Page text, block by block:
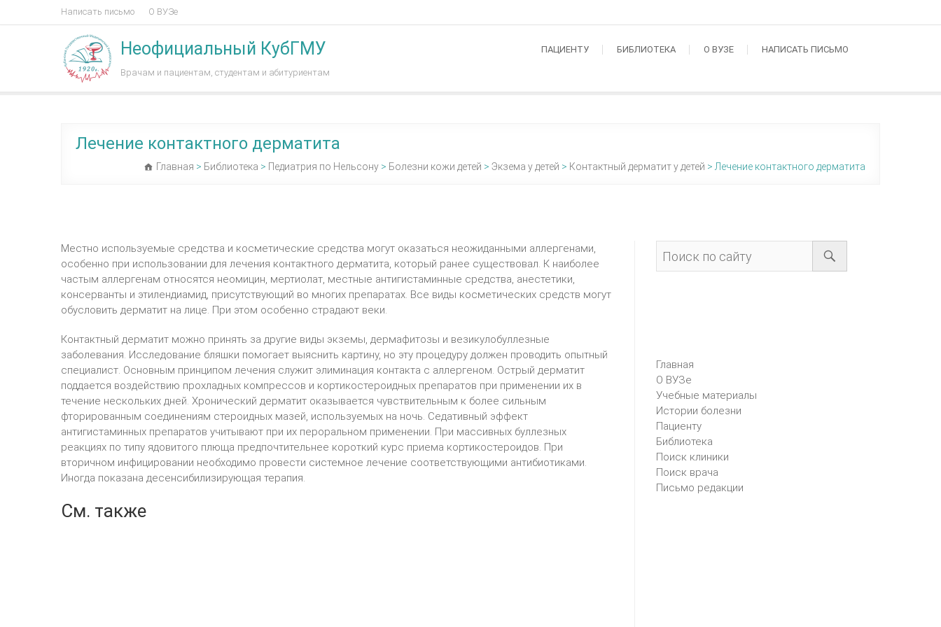
Написать письмо О ВУЗе
Неофициальный КубГМУ
Врачам и пациентам, студентам и абитуриентам
ПАЦИЕНТУ БИБЛИОТЕКА О ВУЗЕ НАПИСАТЬ ПИСЬМО
Лечение контактного дерматита
Главная > Библиотека > Педиатрия по Нельсону > Болезни кожи детей > Экзема у детей > Контактный дерматит у детей > Лечение контактного дерматита
Местно используемые средства и косметические средства могут оказаться неожиданными аллергенами,
особенно при использовании для лечения контактного дерматита, который ранее существовал. К наиболее
частым аллергенам относятся неомицин, мертиолат, местные антигистаминные средства, анестетики,
консерванты и этилендиамид, присутствующий во многих препаратах. Все виды косметических средств могут
обусловить дерматит на лице. При этом особенно страдают веки.
Контактный дерматит можно принять за другие виды экземы, дермафитозы и везикулобуллезные
заболевания. Исследование бляшки помогает выяснить картину, но эту процедуру должен проводить опытный
специалист. Основным принципом лечения служит элиминация контакта с аллергеном. Острый дерматит
поддается воздействию прохладных компрессов и кортикостероидных препаратов при применении их в
течение нескольких дней. Хронический дерматит оказывается чувствительным к более сильным
фторированным соединениям стероидных мазей, используемых на ночь. Седативный эффект
антигистаминных препаратов учитывают при их пероральном применении. При массивных буллезных
реакциях по типу ядовитого плюща предпочтительнее короткий курс приема кортикостероидов. При
вторичном инфицировании необходимо провести системное лечение соответствующими антибиотиками.
Иногда показана десенсибилизирующая терапия.
См. также
Главная
О ВУЗе
Учебные материалы
Истории болезни
Пациенту
Библиотека
Поиск клиники
Поиск врача
Письмо редакции